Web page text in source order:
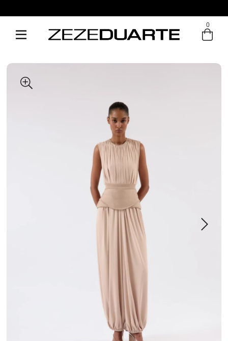
Entre com email ou cpf/cnpj
0